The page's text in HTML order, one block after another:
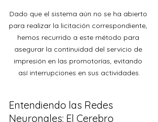
Dado que el sistema aún no se ha abierto
para realizar la licitación correspondiente,
hemos recurrido a este método para
asegurar la continuidad del servicio de
impresión en las promotorías, evitando
así interrupciones en sus actividades.
Entendiendo las Redes
Neuronales: El Cerebro